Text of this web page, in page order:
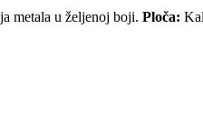
metala u željenoj boji. Ploča: